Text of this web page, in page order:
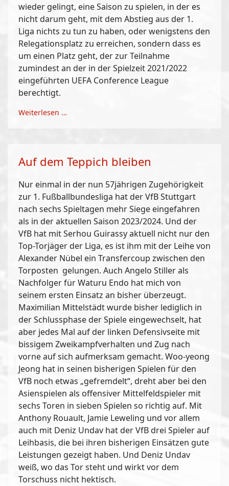
wieder gelingt, eine Saison zu spielen, in der es
nicht darum geht, mit dem Abstieg aus der 1.
Liga nichts zu tun zu haben, oder wenigstens den
Relegationsplatz zu erreichen, sondern dass es
um einen Platz geht, der zur Teilnahme
zumindest an der in der Spielzeit 2021/2022
eingeführten UEFA Conference League
berechtigt.
Weiterlesen …
Auf dem Teppich bleiben
Nur einmal in der nun 57jährigen Zugehörigkeit
zur 1. Fußballbundesliga hat der VfB Stuttgart
nach sechs Spieltagen mehr Siege eingefahren
als in der aktuellen Saison 2023/2024. Und der
VfB hat mit Serhou Guirassy aktuell nicht nur den
Top-Torjäger der Liga, es ist ihm mit der Leihe von
Alexander Nübel ein Transfercoup zwischen den
Torposten gelungen. Auch Angelo Stiller als
Nachfolger für Waturu Endo hat mich von
seinem ersten Einsatz an bisher überzeugt.
Maximilian Mittelstädt wurde bisher lediglich in
der Schlussphase der Spiele eingewechselt, hat
aber jedes Mal auf der linken Defensivseite mit
bissigem Zweikampfverhalten und Zug nach
vorne auf sich aufmerksam gemacht. Woo-yeong
Jeong hat in seinen bisherigen Spielen für den
VfB noch etwas „gefremdelt“, dreht aber bei den
Asienspielen als offensiver Mittelfeldspieler mit
sechs Toren in sieben Spielen so richtig auf. Mit
Anthony Rouault, Jamie Leweling und vor allem
auch mit Deniz Undav hat der VfB drei Spieler auf
Leihbasis, die bei ihren bisherigen Einsätzen gute
Leistungen gezeigt haben. Und Deniz Undav
weiß, wo das Tor steht und wirkt vor dem
Torschuss nicht hektisch.